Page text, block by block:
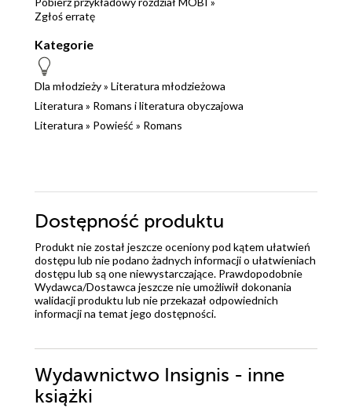
Zgłoś erratę
Kategorie
Dla młodzieży» Literatura młodzieżowa
Literatura » Romans i literatura obyczajowa
Literatura » Powieść » Romans
Dostępność produktu
Produkt nie został jeszcze oceniony pod kątem ułatwień
dostępu lub nie podano żadnych informacji o ułatwieniach
dostępu lub są one niewystarczające. Prawdopodobnie
Wydawca/Dostawca jeszcze nie umożliwił dokonania
walidacji produktu lub nie przekazał odpowiednich
informacji na temat jego dostępności.
Wydawnictwo Insignis - inne
książki